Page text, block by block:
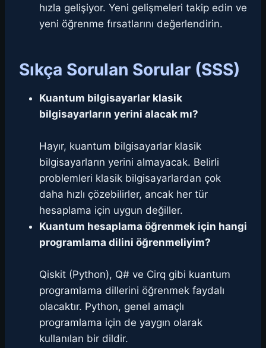
hızla gelişiyor. Yeni gelişmeleri takip edin ve
yeni öğrenme fırsatlarını değerlendirin.
Sıkça Sorulan Sorular (SSS)
Kuantum bilgisayarlar klasik
bilgisayarların yerini alacak mı?
Hayır, kuantum bilgisayarlar klasik
bilgisayarların yerini almayacak. Belirli
problemleri klasik bilgisayarlardan çok
daha hızlı çözebilirler, ancak her tür
hesaplama için uygun değiller.
Kuantum hesaplama öğrenmek için hangi
programlama dilini öğrenmeliyim?
Qiskit (Python), Q# ve Cirq gibi kuantum
programlama dillerini öğrenmek faydalı
olacaktır. Python, genel amaçlı
programlama için de yaygın olarak
kullanılan bir dildir.